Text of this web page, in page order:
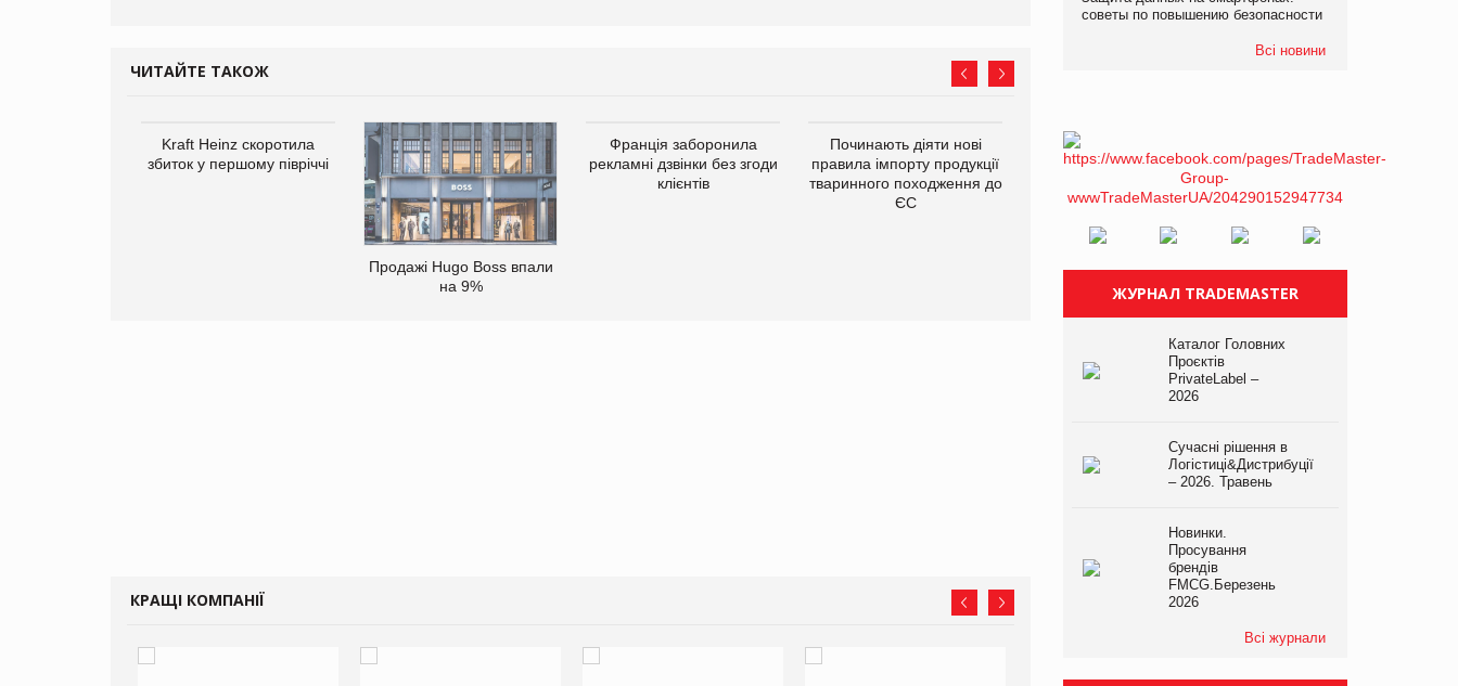
ЧИТАЙТЕ ТАКОЖ
Kraft Heinz скоротила
збиток у першому півріччі
Продажі Hugo Boss впали
на 9%
Франція заборонила
рекламні дзвінки без згоди
клієнтів
Починають діяти нові
правила імпорту продукції
тваринного походження до
ЄС
Аргентина повертається з
продуктами птахівництва
на європейський ринок
світових цін на
КРАЩІ КОМПАНІЇ
советы по повышению безопасности
Всі новини
ЖУРНАЛ TRADEMASTER
Каталог Головних
Проєктів
PrivateLabel –
2026
Сучасні рішення в
Логістиці&Дистрибуції
– 2026. Травень
Новинки.
Просування
брендів
FMCG.Березень
2026
Всі журнали